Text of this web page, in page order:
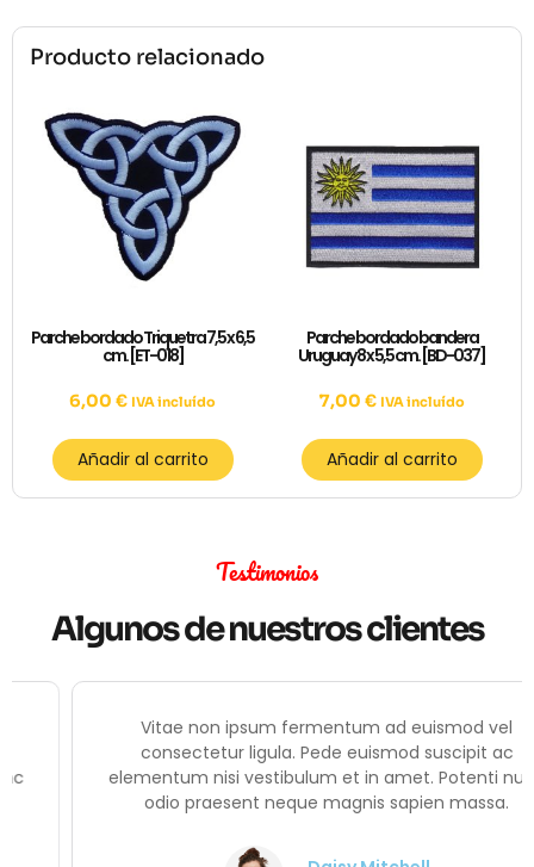
Producto relacionado
Parche bordado Triquetra 7,5 x 6,5
cm. [ET-018]
6,00 € IVA incluído
Añadir al carrito
Parche bordado bandera
Uruguay 8 x 5,5 cm. [BD-037]
7,00 € IVA incluído
Añadir al carrito
Testimonios
Algunos de nuestros clientes
Vitae non ipsum fermentum ad euismod vel
consectetur ligula. Pede euismod suscipit ac
elementum nisi vestibulum et in amet. Potenti nunc
odio praesent neque magnis sapien massa.